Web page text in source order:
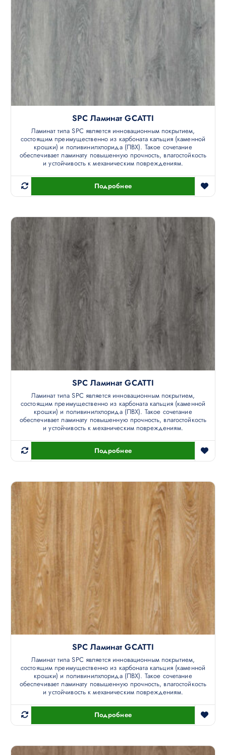
SPC Ламинат GCATTI
Ламинат типа SPC является инновационным покрытием,
состоящим преимущественно из карбоната кальция (каменной
крошки) и поливинилхлорида (ПВХ). Такое сочетание
обеспечивает ламинату повышенную прочность, влагостойкость
и устойчивость к механическим повреждениям.
Подробнее
SPC Ламинат GCATTI
Ламинат типа SPC является инновационным покрытием,
состоящим преимущественно из карбоната кальция (каменной
крошки) и поливинилхлорида (ПВХ). Такое сочетание
обеспечивает ламинату повышенную прочность, влагостойкость
и устойчивость к механическим повреждениям.
Подробнее
SPC Ламинат GCATTI
Ламинат типа SPC является инновационным покрытием,
состоящим преимущественно из карбоната кальция (каменной
крошки) и поливинилхлорида (ПВХ). Такое сочетание
обеспечивает ламинату повышенную прочность, влагостойкость
и устойчивость к механическим повреждениям.
Подробнее